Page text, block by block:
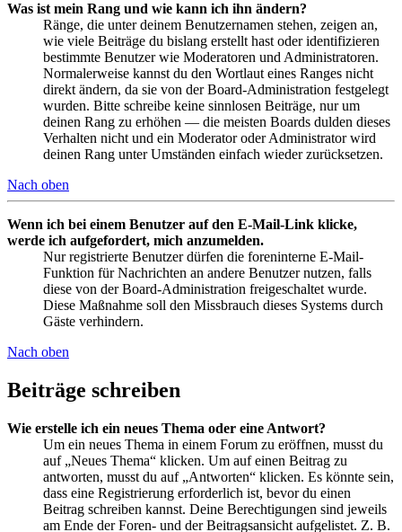
Was ist mein Rang und wie kann ich ihn ändern?
Ränge, die unter deinem Benutzernamen stehen, zeigen an,
wie viele Beiträge du bislang erstellt hast oder identifizieren
bestimmte Benutzer wie Moderatoren und Administratoren.
Normalerweise kannst du den Wortlaut eines Ranges nicht
direkt ändern, da sie von der Board-Administration festgelegt
wurden. Bitte schreibe keine sinnlosen Beiträge, nur um
deinen Rang zu erhöhen — die meisten Boards dulden dieses
Verhalten nicht und ein Moderator oder Administrator wird
deinen Rang unter Umständen einfach wieder zurücksetzen.
Nach oben
Wenn ich bei einem Benutzer auf den E-Mail-Link klicke,
werde ich aufgefordert, mich anzumelden.
Nur registrierte Benutzer dürfen die foreninterne E-Mail-
Funktion für Nachrichten an andere Benutzer nutzen, falls
diese von der Board-Administration freigeschaltet wurde.
Diese Maßnahme soll den Missbrauch dieses Systems durch
Gäste verhindern.
Nach oben
Beiträge schreiben
Wie erstelle ich ein neues Thema oder eine Antwort?
Um ein neues Thema in einem Forum zu eröffnen, musst du
auf „Neues Thema“ klicken. Um auf einen Beitrag zu
antworten, musst du auf „Antworten“ klicken. Es könnte sein,
dass eine Registrierung erforderlich ist, bevor du einen
Beitrag schreiben kannst. Deine Berechtigungen sind jeweils
am Ende der Foren- und der Beitragsansicht aufgelistet. Z. B.